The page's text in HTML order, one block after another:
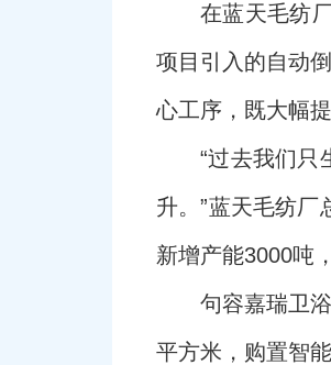
在蓝天毛纺
项目引入的自动
心工序，既大幅
“过去我们只
升。”蓝天毛纺
新增产能3000吨
句容嘉瑞卫
平方米，购置智